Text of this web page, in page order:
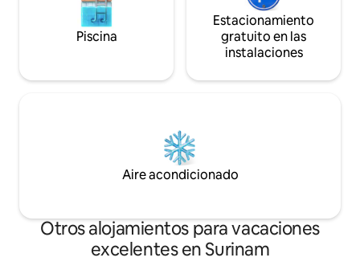
Piscina
Estacionamiento
gratuito en las
instalaciones
Aire acondicionado
Otros alojamientos para vacaciones
excelentes en Surinam